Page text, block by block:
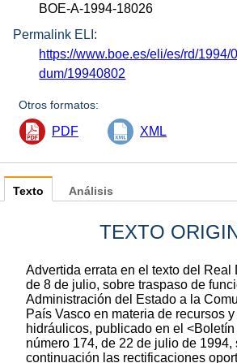
BOE-A-1994-18026
Permalink ELI:
https://www.boe.es/eli/es/rd/1994/
dum/19940802
Otros formatos:
PDF XML
Texto
TEXTO
Advertida errata en el texto del Real
de 8 de julio, sobre traspaso de
Administración del Estado a la
País Vasco en materia de recursos
hidráulicos, publicado en el
número 174, de 22 de julio de 1994,
continuación las rectificaciones
Análisis